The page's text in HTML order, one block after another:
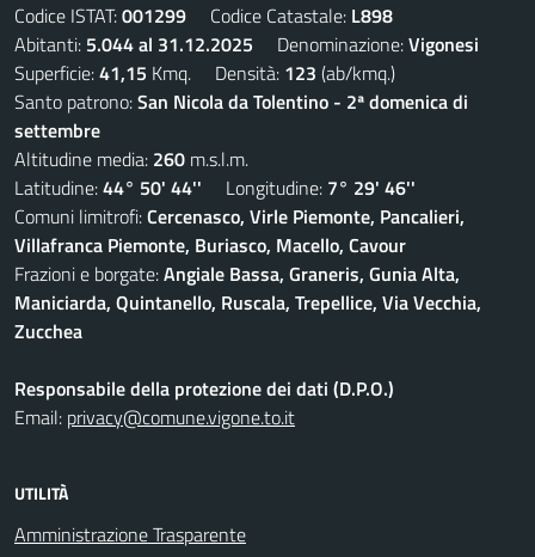
Codice ISTAT:001299 Codice Catastale: L898
Abitanti: 5.044 al 31.12.2025 Denominazione:Vigonesi
Superficie:41,15 Kmq. Densità: 123 (ab/kmq.)
Santo patrono:San Nicola da Tolentino - 2ª domenica di
settembre
Altitudine media: 260 m.s.l.m.
Latitudine:44° 50' 44'' Longitudine: 7° 29' 46''
Comuni limitrofi:Cercenasco, Virle Piemonte, Pancalieri,
Villafranca Piemonte, Buriasco, Macello, Cavour
Frazioni e borgate:Angiale Bassa, Graneris, Gunia Alta,
Maniciarda, Quintanello, Ruscala, Trepellice, Via Vecchia,
Zucchea
Responsabile della protezione dei dati (D.P.O.)
Email: privacy@comune.vigone.to.it
UTILITÀ
Amministrazione Trasparente